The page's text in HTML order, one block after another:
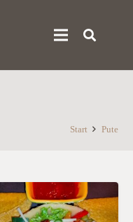
Start Pute